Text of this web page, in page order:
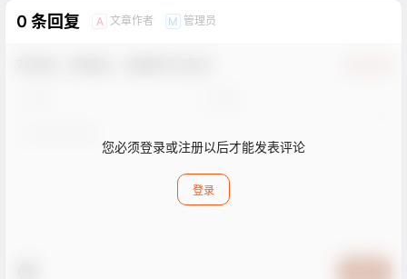
0 条回复 A 文章作者 M 管理员
您必须登录或注册以后才能发表评论
登录